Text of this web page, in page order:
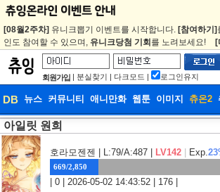
[08월2주차] 유니크뽑기 이벤트를 시작합니다. [참여하기]
인도 참여할 수 있으며, 유니크당첨 기회 를 노려보세요! [
회원가입 | 분실찾기 | 다크모드 | 로그인유지
DB 뉴스 커뮤니티 애니만화 웹툰 이미지 츄온2
DB
웹툰 이미지 츄온2
아일릿 원희
호라모젠젠 | L:79/A:487 | LV142 Exp.
669/2,850
| 0 | 2026-05-02 14:43:52 | 176 |